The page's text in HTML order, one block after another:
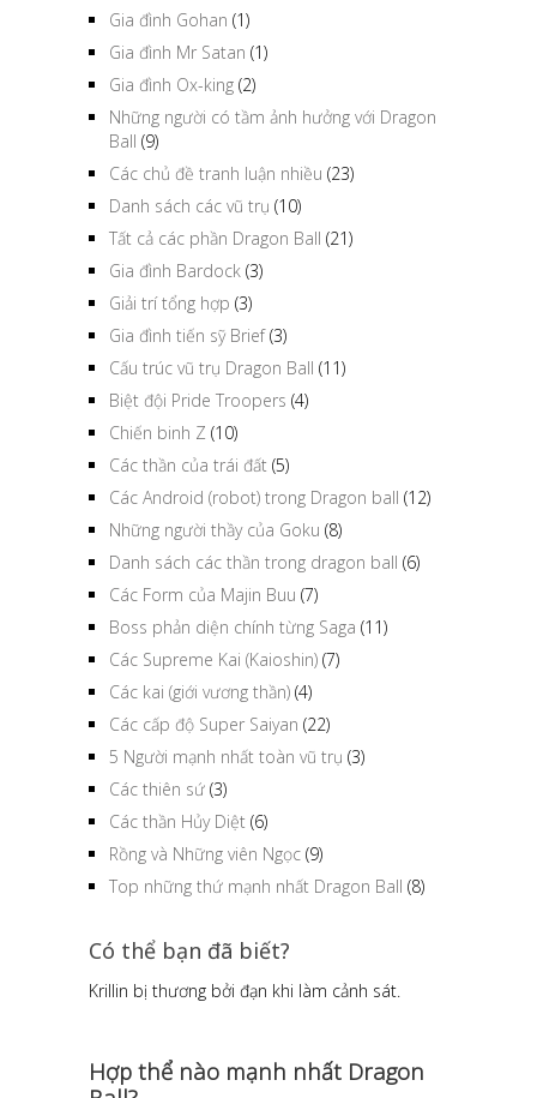
Gia đình Gohan (1)
Gia đình Mr Satan (1)
Gia đình Ox-king (2)
Những người có tầm ảnh hưởng với Dragon
Ball (9)
Các chủ đề tranh luận nhiều (23)
Danh sách các vũ trụ (10)
Tất cả các phần Dragon Ball (21)
Gia đình Bardock (3)
Giải trí tổng hợp (3)
Gia đình tiến sỹ Brief(3)
Cấu trúc vũ trụ Dragon Ball (11)
Biệt đội Pride Troopers (4)
Chiến binh Z (10)
Các thần của trái đất (5)
Các Android (robot) trong Dragon ball (12)
Những người thầy của Goku (8)
Danh sách các thần trong dragon ball (6)
Các Form của Majin Buu (7)
Boss phản diện chính từng Saga (11)
Các Supreme Kai (Kaioshin) (7)
Các kai (giới vương thần) (4)
Các cấp độ Super Saiyan (22)
5 Người mạnh nhất toàn vũ trụ (3)
Các thiên sứ (3)
Các thần Hủy Diệt (6)
Rồng và Những viên Ngọc (9)
Top những thứ mạnh nhất Dragon Ball (8)
Có thể bạn đã biết?
Cuộc chiến giữa Goku và Frieza là cuộc chiến